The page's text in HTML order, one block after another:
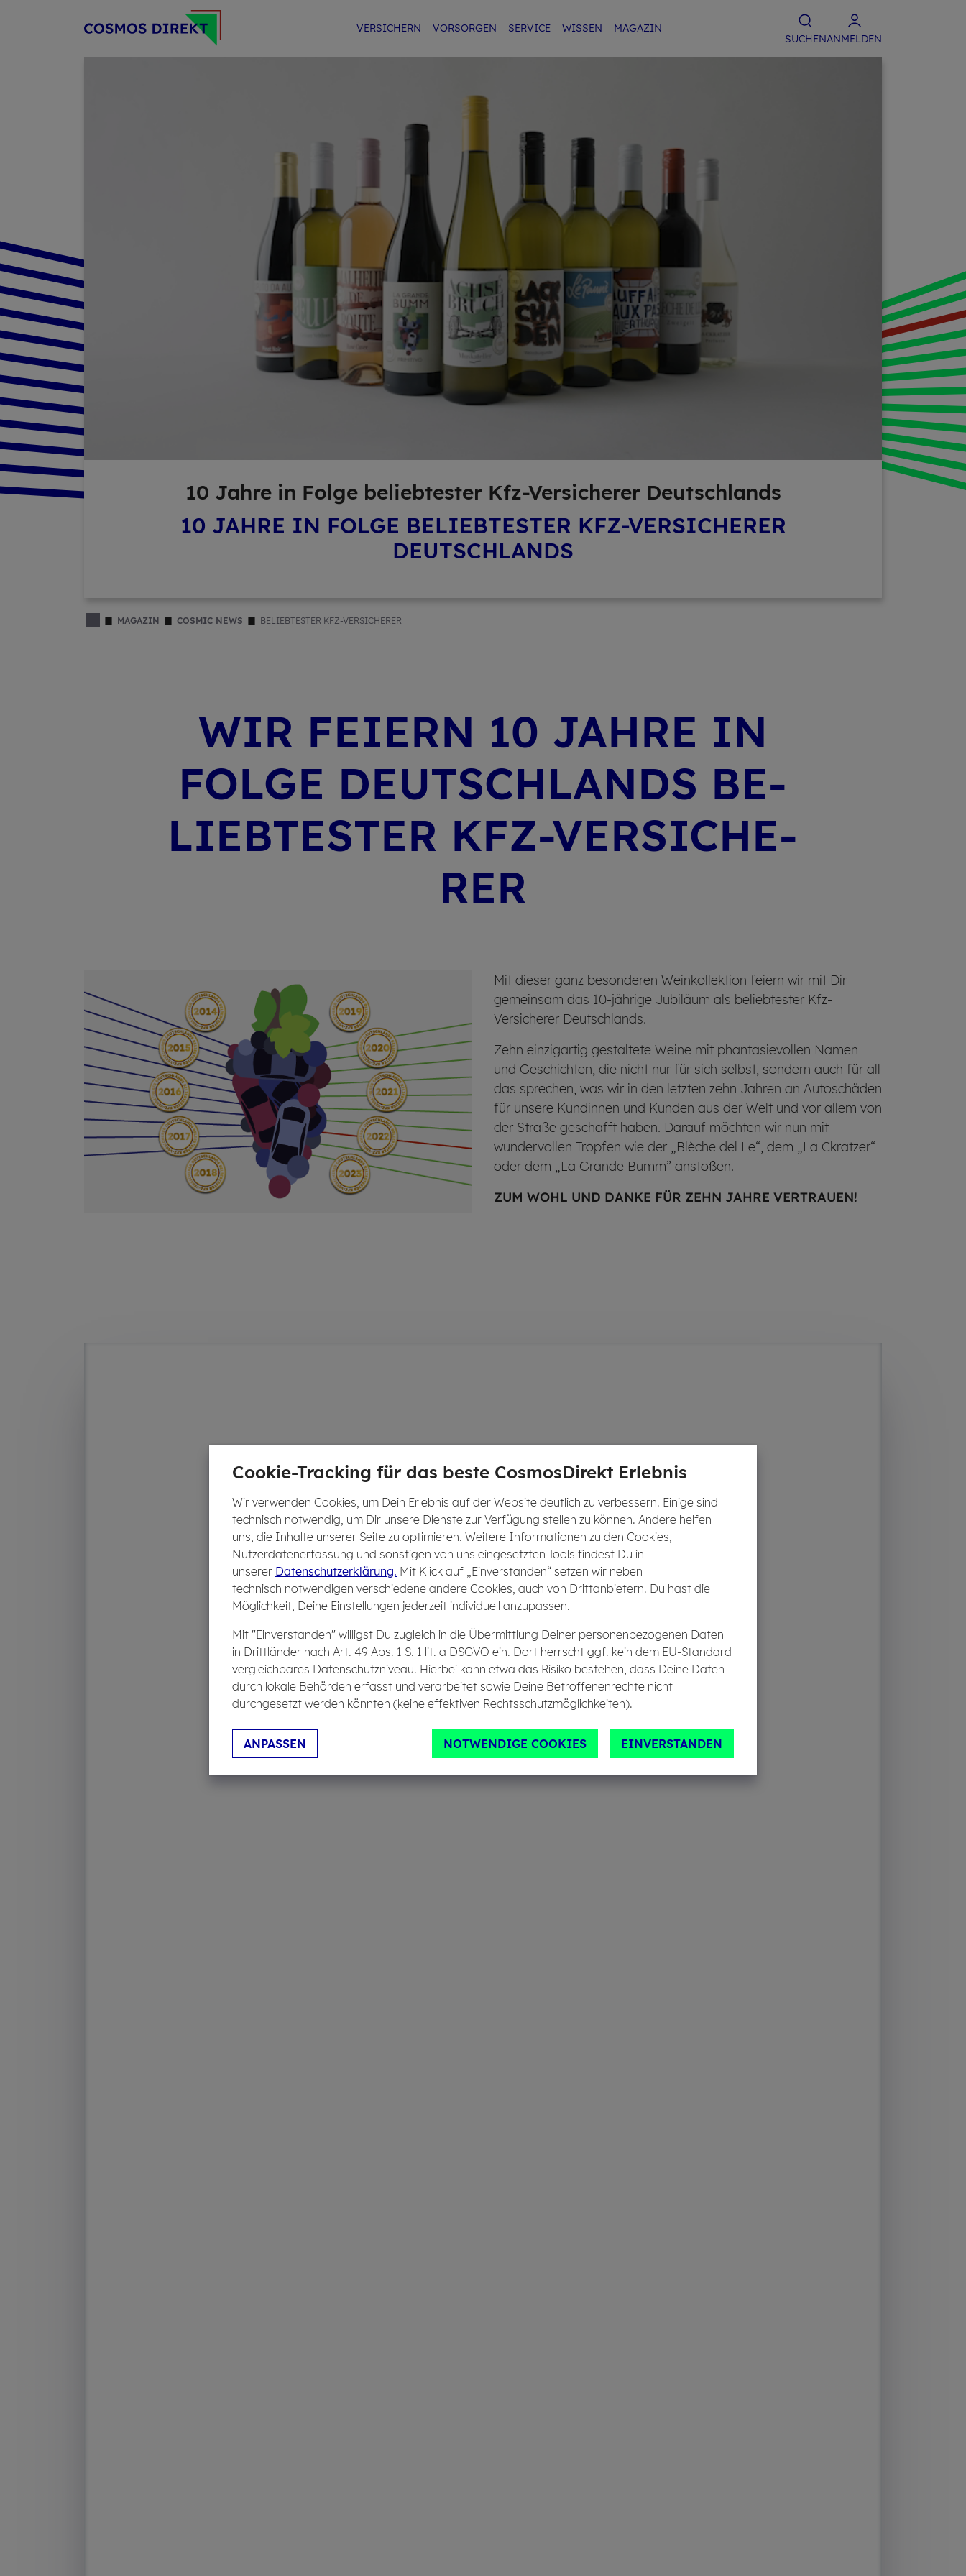
Cookie-Tracking für das beste CosmosDirekt Erlebnis
Wir verwenden Cookies, um Dein Erlebnis auf der Website deutlich zu verbessern. Einige sind
technisch notwendig, um Dir unsere Dienste zur Verfügung stellen zu können. Andere helfen
uns, die Inhalte unserer Seite zu optimieren. Weitere Informationen zu den Cookies,
Nutzerdatenerfassung und sonstigen von uns eingesetzten Tools findest Du in
unserer Datenschutzerklärung. Mit Klick auf „Einverstanden“ setzen wir neben
technisch notwendigen verschiedene andere Cookies, auch von Drittanbietern. Du hast die
Möglichkeit, Deine Einstellungen jederzeit individuell anzupassen.
Mit "Einverstanden" willigst Du zugleich in die Übermittlung Deiner personenbezogenen Daten
in Drittländer nach Art. 49 Abs. 1 S. 1 lit. a DSGVO ein. Dort herrscht ggf. kein dem EU-Standard
vergleichbares Datenschutzniveau. Hierbei kann etwa das Risiko bestehen, dass Deine Daten
durch lokale Behörden erfasst und verarbeitet sowie Deine Betroffenenrechte nicht
durchgesetzt werden könnten (keine effektiven Rechtsschutzmöglichkeiten).
ANPASSEN NOTWENDIGE COOKIES EINVERSTANDEN
VER­SI­CHERN VOR­SOR­GEN SER­VICE WIS­SEN
MA­GA­ZIN
SU­CHENANMELDEN
10 Jahre in Folge be­lieb­tes­ter Kfz-Ver­si­che­rer Deutsch­lands
10 JAHRE IN FOLGE BELIEBTESTER KFZ-VERSICHERER
DEUTSCHLANDS
MAGAZIN COSMIC NEWS BELIEBTESTER KFZ-VERSICHERER
WIR FEI­ERN 10 JAHRE IN
FOLGE DEUTSCH­LANDS BE­
LIEB­TES­TER KFZ-VER­SI­CHE­
RER
Mit dieser ganz besonderen Weinkollektion feiern wir mit Dir
gemeinsam das 10-jährige Jubiläum als beliebtester Kfz-
Versicherer Deutschlands.
Zehn einzigartig gestaltete Weine mit phantasievollen Namen
und Geschichten, die nicht nur für sich selbst, sondern auch für all
das sprechen, was wir in den letzten zehn Jahren an Autoschäden
für unsere Kundinnen und Kunden aus der Welt und vor allem von
der Straße geschafft haben. Darauf möchten wir nun mit
wundervollen Tropfen wie der „Blèche del Le“, dem „La Ckratzer“
oder dem „La Grande Bumm” anstoßen.
ZUM WOHL UND DANKE FÜR ZEHN JAHRE VERTRAUEN!